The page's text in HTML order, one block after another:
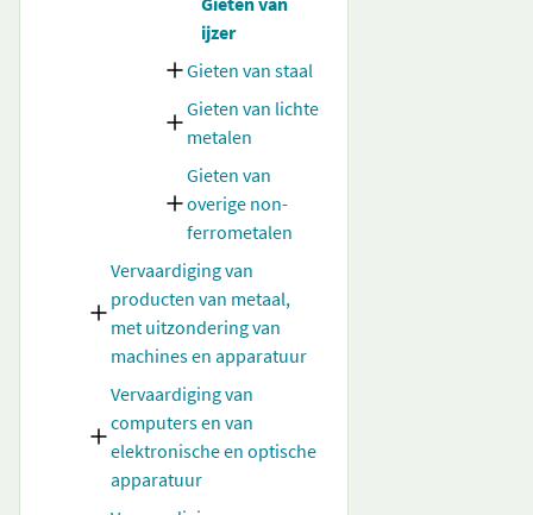
ijzer
Gieten van staal
Gieten van lichte
metalen
Gieten van
overige non-
ferrometalen
Vervaardiging van
producten van metaal,
met uitzondering van
machines en apparatuur
Vervaardiging van
computers en van
elektronische en optische
apparatuur